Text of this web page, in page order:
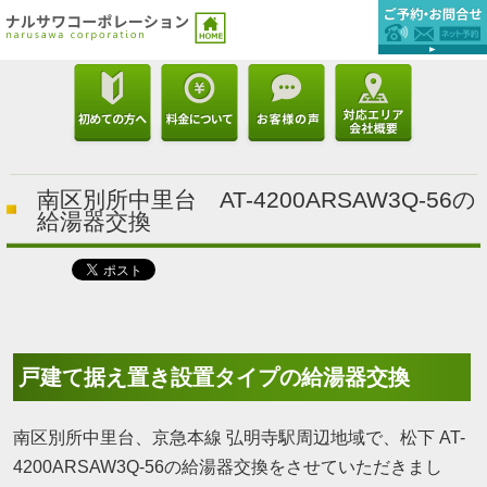
南区別所中里台 AT-4200ARSAW3Q-56の
給湯器交換
戸建て据え置き設置タイプの給湯器交換
南区別所中里台、京急本線 弘明寺駅周辺地域で、松下 AT-
4200ARSAW3Q-56の給湯器交換をさせていただきまし